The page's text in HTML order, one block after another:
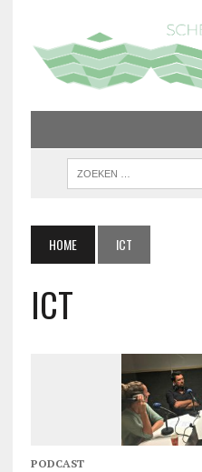
HOME ICT
ICT
PODCAST